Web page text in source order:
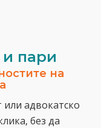
и пари
на
или адвокатско
без да